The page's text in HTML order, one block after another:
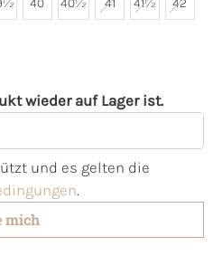
40 40½ 41 41½ 42
wieder auf Lager ist.
und es gelten die
.
mich